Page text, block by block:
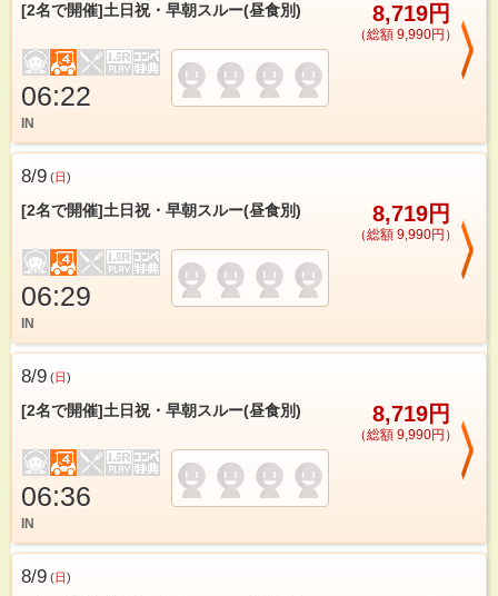
[2名で開催]土日祝・早朝スルー(昼食別) 8,719円
（総額 9,990円）
06:22
IN
8/9 (日)
[2名で開催]土日祝・早朝スルー(昼食別) 8,719円
（総額 9,990円）
06:29
IN
8/9 (日)
[2名で開催]土日祝・早朝スルー(昼食別) 8,719円
（総額 9,990円）
06:36
IN
8/9 (日)